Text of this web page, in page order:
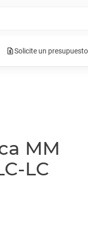
request_quoteSolicite un presupuesto
MM
LC